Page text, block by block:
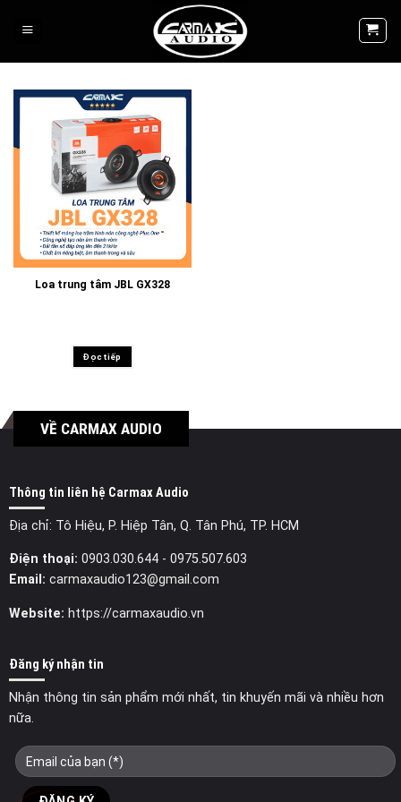
Loa trung tâm JBL GX328
Đọc tiếp
VỀ CARMAX AUDIO
Thông tin liên hệ Carmax Audio
Địa chỉ: Tô Hiệu, P. Hiệp Tân, Q. Tân Phú, TP. HCM
Điện thoại: 0903.030.644- 0975.507.603
Email: carmaxaudio123@gmail.com
Website: https://carmaxaudio.vn
Đăng ký nhận tin
Nhận thông tin sản phẩm mới nhất, tin khuyến mãi và nhiều hơn
nữa.